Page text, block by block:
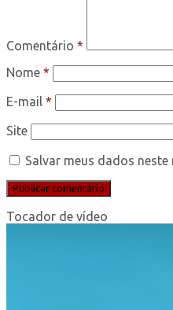
Comentário *
Nome *
E-mail *
Site
Salvar meus dados
Tocador de vídeo